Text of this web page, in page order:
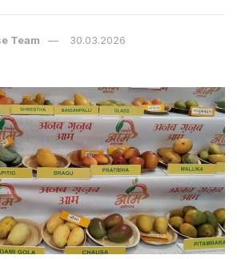
Team 30.03.2026